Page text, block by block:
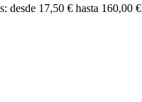
desde 17,50 € hasta 160,00 €